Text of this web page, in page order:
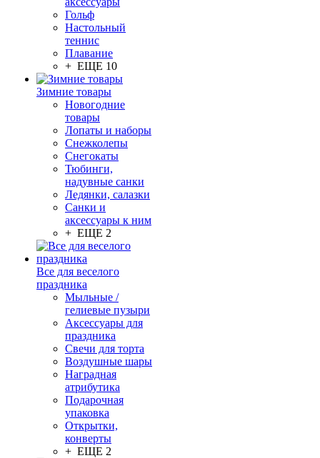
Гольф
Настольный
теннис
Плавание
+ ЕЩЕ 10
Зимние товары
Новогодние
товары
Лопаты и наборы
Снежколепы
Снегокаты
Тюбинги,
надувные санки
Ледянки, салазки
Санки и
аксессуары к ним
+ ЕЩЕ 2
Все для веселого
праздника
Мыльные /
гелиевые пузыри
Аксессуары для
праздника
Свечи для торта
Воздушные шары
Наградная
атрибутика
Подарочная
упаковка
Открытки,
конверты
+ ЕЩЕ 2